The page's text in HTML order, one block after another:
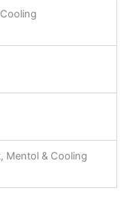
Mentol & Cooling